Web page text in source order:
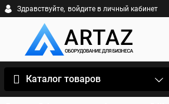
Здравствуйте, войдите в личный кабинет
Каталог товаров